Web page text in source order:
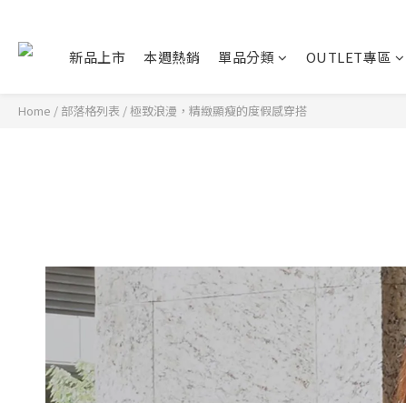
新品上市 本週熱銷 單品分類 OUTLET專區
Home / 部落格列表 /極致浪漫，精緻顯瘦的度假感穿搭